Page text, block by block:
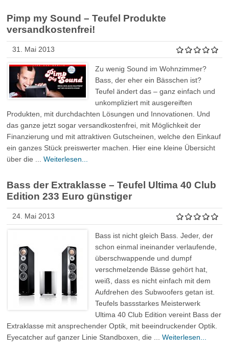
Pimp my Sound – Teufel Produkte
versandkostenfrei!
31. Mai 2013
Zu wenig Sound im Wohnzimmer?
Bass, der eher ein Bässchen ist?
Teufel ändert das – ganz einfach und
unkompliziert mit ausgereiften
Produkten, mit durchdachten Lösungen und Innovationen. Und
das ganze jetzt sogar versandkostenfrei, mit Möglichkeit der
Finanzierung und mit attraktiven Gutscheinen, welche den Einkauf
ein ganzes Stück preiswerter machen. Hier eine kleine Übersicht
über die ...Weiterlesen...
Bass der Extraklasse – Teufel Ultima 40 Club
Edition 233 Euro günstiger
24. Mai 2013
Bass ist nicht gleich Bass. Jeder, der
schon einmal ineinander verlaufende,
überschwappende und dumpf
verschmelzende Bässe gehört hat,
weiß, dass es nicht einfach mit dem
Aufdrehen des Subwoofers getan ist.
Teufels bassstarkes Meisterwerk
Ultima 40 Club Edition vereint Bass der
Extraklasse mit ansprechender Optik, mit beeindruckender Optik.
Eyecatcher auf ganzer Linie Standboxen, die ...Weiterlesen...